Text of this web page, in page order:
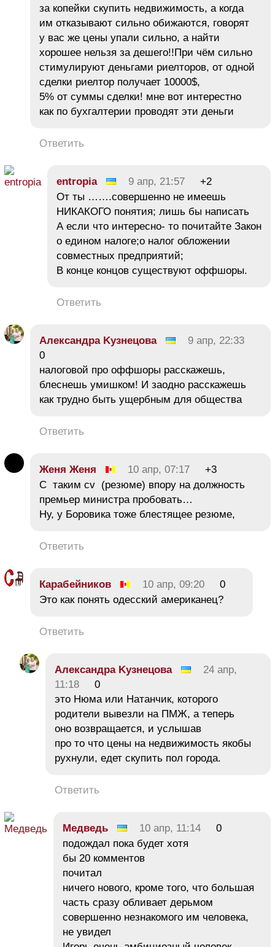
за копейки скупить недвижимость, а когда
им отказывают сильно обижаются, говорят
у вас же цены упали сильно, а найти
хорошее нельзя за дешего!!При чём сильно
стимулируют деньгами риелторов, от одной
сделки риелтор получает 10000$,
5% от суммы сделки! мне вот интерестно
как по бухгалтерии проводят эти деньги
Ответить
entropia 9 апр, 21:57
+2
От ты …….совершенно не имеешь
НИКАКОГО понятия; лишь бы написать
А если что интересно- то почитайте Закон
о едином налоге;о налог обложении
совместных предприятий;
В конце концов существуют оффшоры.
Ответить
Αлександра Κузнецова
9 апр, 22:33
0
налоговой про оффшоры расскажешь,
блеснешь умишком! И заодно расскажешь
как трудно быть ущербным для общества
Ответить
Женя Женя 10 апр, 07:17
+3
C таким cv (резюме) впору на должность
премьер министра пробовать…
Ну, у Боровика тоже блестящее резюме,
Ответить
Карабейников 10 апр, 09:20
0
Это как понять одесский американец?
Ответить
Αлександра Κузнецова
24 апр,
11:18
0
это Нюма или Натанчик, которого
родители вывезли на ПМЖ, а теперь
оно возвращается, и услышав
про то что цены на недвижимость якобы
рухнули, едет скупить пол города.
Ответить
Медведь 10 апр, 11:14
0
подождал пока будет хотя
бы 20 комментов
почитал
ничего нового, кроме того, что большая
часть сразу обливает дерьмом
совершенно незнакомого им человека,
не увидел